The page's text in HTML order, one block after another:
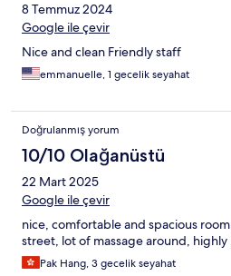
8 Temmuz 2024
Google ile çevir
Nice and clean Friendly staff
emmanuelle, 1 gecelik seyahat
Doğrulanmış yorum
10/10 Olağanüstü
22 Mart 2025
Google ile çevir
nice, comfortable and spacious
street, lot of massage around,
Pak Hang, 3 gecelik seyahat